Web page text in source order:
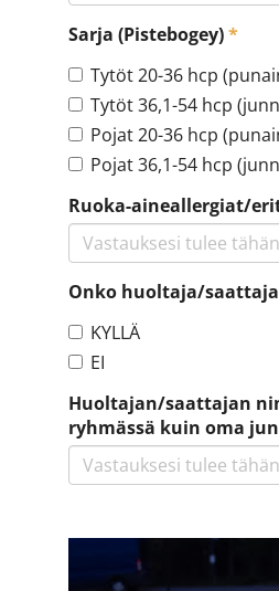
Sarja (Pistebogey)*
Tytöt 20-36 hcp
Tytöt 36,1-54 hcp
Pojat 20-36 hcp
Pojat 36,1-54 hcp
Ruoka-aineallergiat/
Onko huoltaja/
KYLLÄ
EI
Huoltajan/saattajan
ryhmässä kuin oma